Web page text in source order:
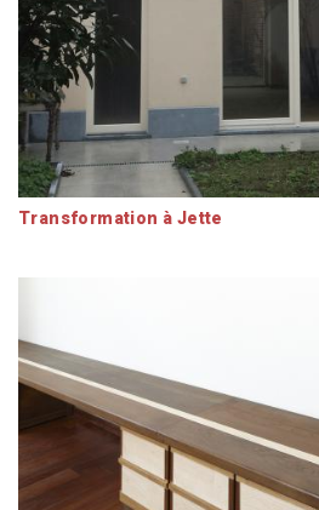
Transformation à Jette